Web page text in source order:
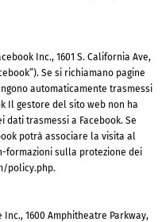
Inc., 1601 S. California Ave,
Se si richiamano pagine
automaticamente trasmessi
Il gestore del sito web non ha
trasmessi a Facebook. Se
potrà associare la visita al
formazioni sulla protezione dei
policy.php.
1600 Amphitheatre Parkway,